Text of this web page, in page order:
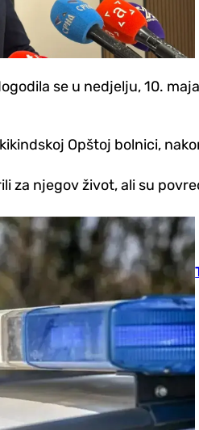
se u nedjelju, 10.
Opštoj bolnici,
za njegov život, ali su